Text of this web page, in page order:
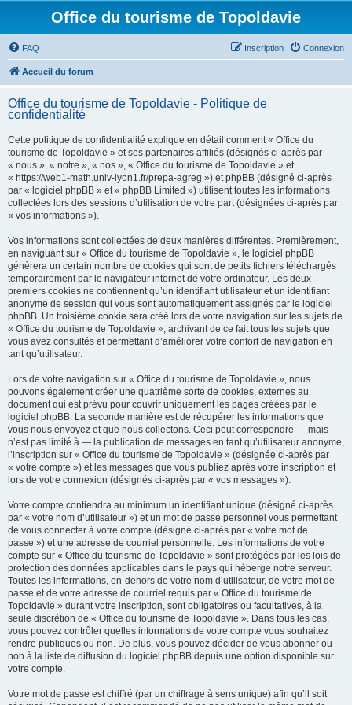
Office du tourisme de Topoldavie
FAQ Connexion
Inscription
Accueil du forum
Office du tourisme de Topoldavie - Politique de
confidentialité
Cette politique de confidentialité explique en détail comment « Office du
tourisme de Topoldavie » et ses partenaires affiliés (désignés ci-après par
« nous », « notre », « nos », « Office du tourisme de Topoldavie » et
« https://web1-math.univ-lyon1.fr/prepa-agreg ») et phpBB (désigné ci-après
par « logiciel phpBB » et « phpBB Limited ») utilisent toutes les informations
collectées lors des sessions d’utilisation de votre part (désignées ci-après par
« vos informations »).
Vos informations sont collectées de deux manières différentes. Premièrement,
en naviguant sur « Office du tourisme de Topoldavie », le logiciel phpBB
génèrera un certain nombre de cookies qui sont de petits fichiers téléchargés
temporairement par le navigateur internet de votre ordinateur. Les deux
premiers cookies ne contiennent qu’un identifiant utilisateur et un identifiant
anonyme de session qui vous sont automatiquement assignés par le logiciel
phpBB. Un troisième cookie sera créé lors de votre navigation sur les sujets de
« Office du tourisme de Topoldavie », archivant de ce fait tous les sujets que
vous avez consultés et permettant d’améliorer votre confort de navigation en
tant qu’utilisateur.
Lors de votre navigation sur « Office du tourisme de Topoldavie », nous
pouvons également créer une quatrième sorte de cookies, externes au
document qui est prévu pour couvrir uniquement les pages créées par le
logiciel phpBB. La seconde manière est de récupérer les informations que
vous nous envoyez et que nous collectons. Ceci peut correspondre — mais
n’est pas limité à — la publication de messages en tant qu’utilisateur anonyme,
l’inscription sur « Office du tourisme de Topoldavie » (désignée ci-après par
« votre compte ») et les messages que vous publiez après votre inscription et
lors de votre connexion (désignés ci-après par « vos messages »).
Votre compte contiendra au minimum un identifiant unique (désigné ci-après
par « votre nom d’utilisateur ») et un mot de passe personnel vous permettant
de vous connecter à votre compte (désigné ci-après par « votre mot de
passe ») et une adresse de courriel personnelle. Les informations de votre
compte sur « Office du tourisme de Topoldavie » sont protégées par les lois de
protection des données applicables dans le pays qui héberge notre serveur.
Toutes les informations, en-dehors de votre nom d’utilisateur, de votre mot de
passe et de votre adresse de courriel requis par « Office du tourisme de
Topoldavie » durant votre inscription, sont obligatoires ou facultatives, à la
seule discrétion de « Office du tourisme de Topoldavie ». Dans tous les cas,
vous pouvez contrôler quelles informations de votre compte vous souhaitez
rendre publiques ou non. De plus, vous pouvez décider de vous abonner ou
non à la liste de diffusion du logiciel phpBB depuis une option disponible sur
votre compte.
Votre mot de passe est chiffré (par un chiffrage à sens unique) afin qu’il soit